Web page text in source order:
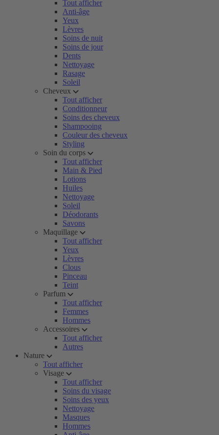
Tout afficher
Anti-âge
Yeux
Lèvres
Soins de nuit
Soins de jour
Dents
Nettoyage
Rasage
Soleil
Cheveux
Tout afficher
Conditionneur
Soins des cheveux
Shampooing
Couleur des cheveux
Styling
Soin du corps
Tout afficher
Main & Pied
Lotions
Huiles
Nettoyage
Soleil
Déodorants
Savons
Maquillage
Tout afficher
Yeux
Lèvres
Clous
Pinceau
Teint
Parfum
Tout afficher
Femmes
Hommes
Accessoires
Tout afficher
Autres
Nature
Tout afficher
Visage
Tout afficher
Soins du visage
Soins des yeux
Nettoyage
Masques
Hommes